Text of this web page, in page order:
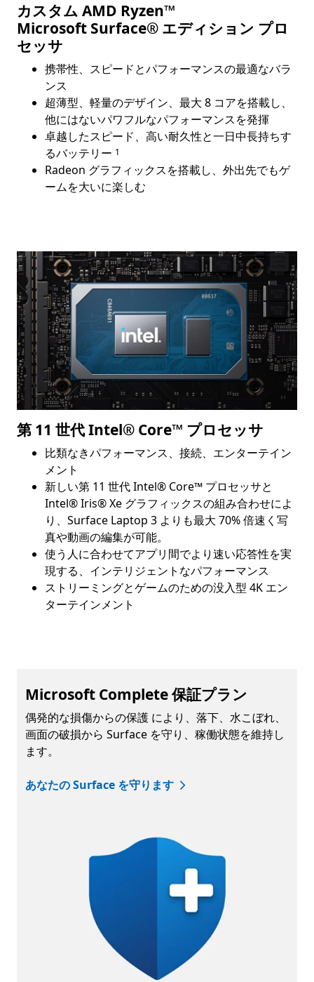
カスタム AMD Ryzen™
Microsoft Surface® エディション プロ
セッサ
携帯性、スピードとパフォーマンスの最適なバラ
ンス
超薄型、軽量のデザイン、最大 8 コアを搭載し、
他にはないパワフルなパフォーマンスを発揮
卓越したスピード、高い耐久性と一日中長持ちす
るバッテリー
Footnote
1
Radeon グラフィックスを搭載し、外出先でもゲ
ームを大いに楽しむ
第 11 世代 Intel® Core™ プロセッサ
比類なきパフォーマンス、接続、エンターテイン
メント
新しい第 11 世代 Intel® Core™ プロセッサと
Intel® Iris® Xe グラフィックスの組み合わせによ
り、Surface Laptop 3 よりも最大 70% 倍速く写
真や動画の編集が可能。
使う人に合わせてアプリ間でより速い応答性を実
現する、インテリジェントなパフォーマンス
ストリーミングとゲームのための没入型 4K エン
ターテインメント
Microsoft Complete 保証プラン
偶発的な損傷からの保護 により、落下、水こぼれ、
画面の破損から Surface を守り、稼働状態を維持し
ます。
あなたの Surface を守ります